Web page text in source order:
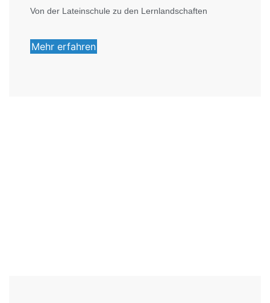
Von der Lateinschule zu den Lernlandschaften
Mehr erfahren